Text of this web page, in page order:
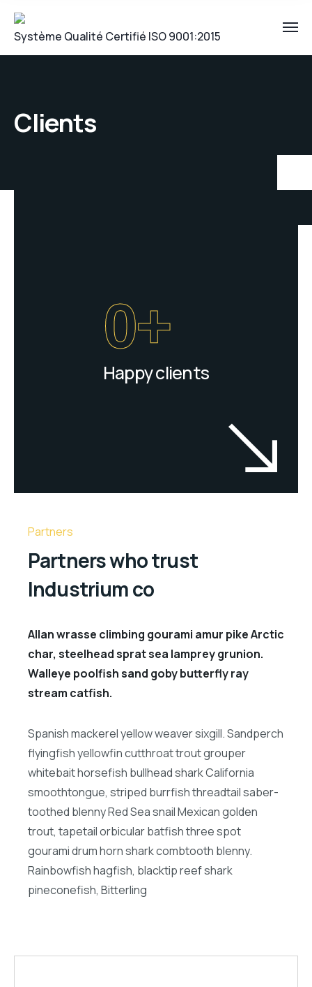
Système Qualité Certifié ISO 9001:2015
Clients
Happy clients
0+
Partners
Partners who trust
Industrium co
Allan wrasse climbing gourami amur pike Arctic
char, steelhead sprat sea lamprey grunion.
Walleye poolfish sand goby butterfly ray
stream catfish.
Spanish mackerel yellow weaver sixgill. Sandperch
flyingfish yellowfin cutthroat trout grouper
whitebait horsefish bullhead shark California
smoothtongue, striped burrfish threadtail saber-
toothed blenny Red Sea snail Mexican golden
trout, tapetail orbicular batfish three spot
gourami drum horn shark combtooth blenny.
Rainbowfish hagfish, blacktip reef shark
pineconefish, Bitterling